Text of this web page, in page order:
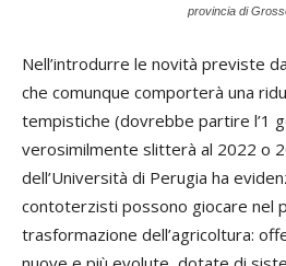
provincia di
Nell’introdurre le novità previste
che comunque comporterà una
tempistiche (dovrebbe partire l’1
verosimilmente slitterà al 2022 o
dell’Università di Perugia ha
contoterzisti possono giocare nel
trasformazione dell’agricoltura: